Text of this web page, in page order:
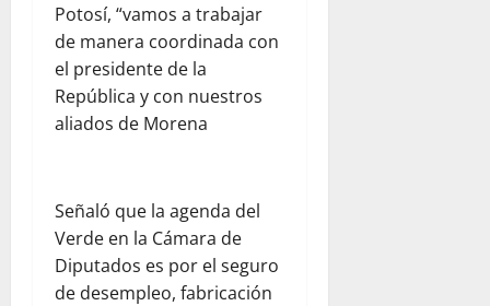
Potosí, “vamos a trabajar
de manera coordinada con
el presidente de la
República y con nuestros
aliados de Morena
Señaló que la agenda del
Verde en la Cámara de
Diputados es por el seguro
de desempleo, fabricación